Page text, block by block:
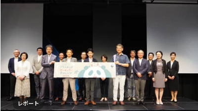
レポート